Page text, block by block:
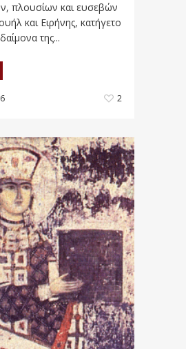
πλουσίων και ευσεβών
και Ειρήνης, κατήγετο
της...
2